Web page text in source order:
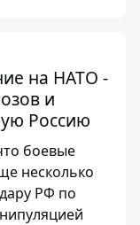
на НАТО -
и
Россию
боевые
несколько
РФ по